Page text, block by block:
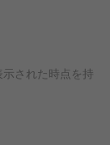
された時点を持